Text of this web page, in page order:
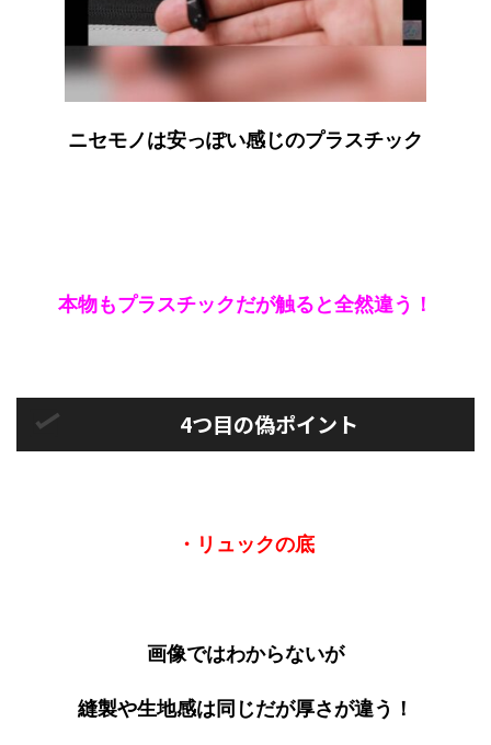
ニセモノは安っぽい感じのプラスチック
本物もプラスチックだが触ると全然違う！
4つ目の偽ポイント
・リュックの底
画像ではわからないが
縫製や生地感は同じだが厚さが違う！